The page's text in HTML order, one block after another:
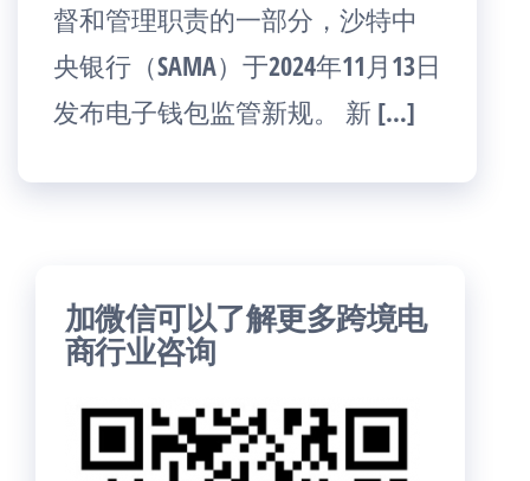
督和管理职责的一部分，沙特中
央银行（SAMA）于2024年11月13日
发布电子钱包监管新规。 新 […]
加微信可以了解更多跨境电
商行业咨询